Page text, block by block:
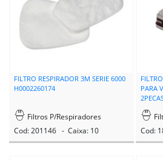
FILTRO RESPIRADOR 3M SERIE 6000
H0002260174
Filtros P/Respiradores
Cod: 201146 - Caixa: 10
PARA
Cod: